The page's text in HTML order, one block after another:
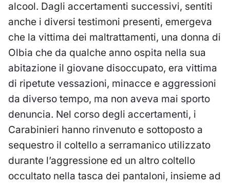
alcool. Dagli accertamenti successivi, sentiti
anche i diversi testimoni presenti, emergeva
che la vittima dei maltrattamenti, una donna di
Olbia che da qualche anno ospita nella sua
abitazione il giovane disoccupato, era vittima
di ripetute vessazioni, minacce e aggressioni
da diverso tempo, ma non aveva mai sporto
denuncia. Nel corso degli accertamenti, i
Carabinieri hanno rinvenuto e sottoposto a
sequestro il coltello a serramanico utilizzato
durante l’aggressione ed un altro coltello
occultato nella tasca dei pantaloni, insieme ad